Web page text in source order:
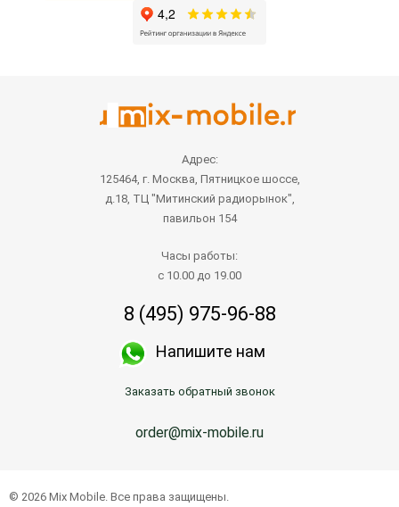
Адрес:
125464, г. Москва, Пятницкое шоссе,
д.18, ТЦ "Митинский радиорынок",
павильон 154
Часы работы:
с 10.00 до 19.00
8 (495) 975-96-88
Напишите нам
Заказать обратный звонок
order@mix-mobile.ru
© 2026 Mix Mobile. Все права защищены.